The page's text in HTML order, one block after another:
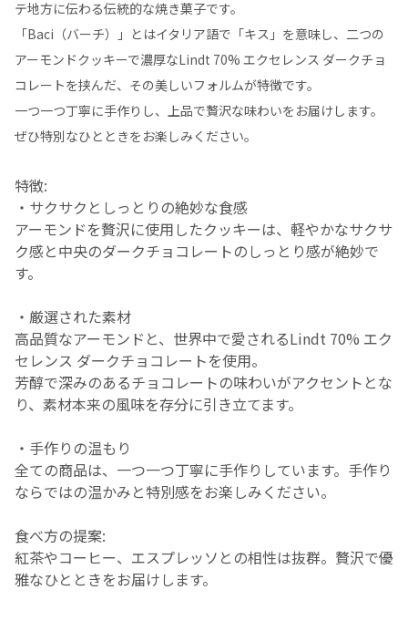
テ地方に伝わる伝統的な焼き菓子です。
「Baci（バーチ）」とはイタリア語で「キス」を意味し、二つの
アーモンドクッキーで濃厚なLindt 70% エクセレンス ダークチョ
コレートを挟んだ、その美しいフォルムが特徴です。
一つ一つ丁寧に手作りし、上品で贅沢な味わいをお届けします。
ぜひ特別なひとときをお楽しみください。
特徴:
・サクサクとしっとりの絶妙な食感
アーモンドを贅沢に使用したクッキーは、軽やかなサクサ
ク感と中央のダークチョコレートのしっとり感が絶妙で
す。
・厳選された素材
高品質なアーモンドと、世界中で愛されるLindt 70% エク
セレンス ダークチョコレートを使用。
芳醇で深みのあるチョコレートの味わいがアクセントとな
り、素材本来の風味を存分に引き立てます。
・手作りの温もり
全ての商品は、一つ一つ丁寧に手作りしています。手作り
ならではの温かみと特別感をお楽しみください。
食べ方の提案:
紅茶やコーヒー、エスプレッソとの相性は抜群。贅沢で優
雅なひとときをお届けします。